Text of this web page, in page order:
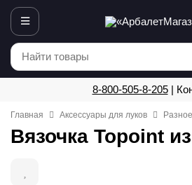
8-800-505-8-205|
Главная Аксессуары для луков Разное
Вязочка Topoint